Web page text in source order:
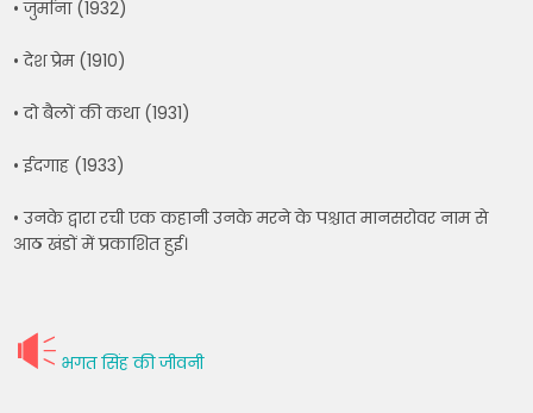
• जुर्माना (1932)
• देश प्रेम (1910)
• दो बैलों की कथा (1931)
• ईदगाह (1933)
• उनके द्वारा रची एक कहानी उनके मरने के पश्चात मानसरोवर नाम से
आठ खंडों में प्रकाशित हुई।
भगत सिंह की जीवनी